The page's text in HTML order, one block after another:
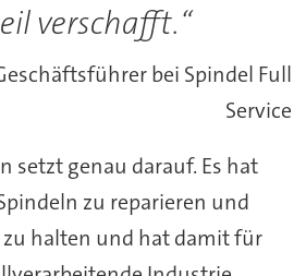
verschafft.“
bei Spindel Full
Service
setzt genau darauf. Es hat
zu reparieren und
halten und hat damit für